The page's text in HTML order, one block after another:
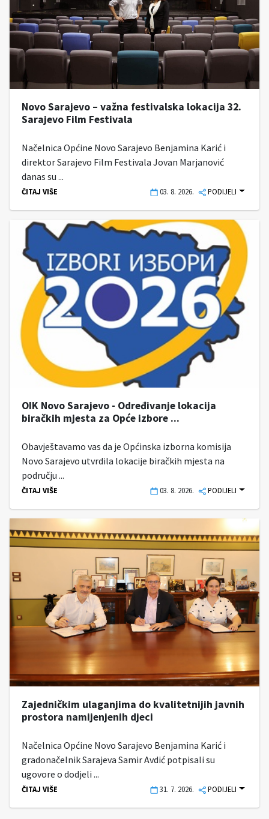
Novo Sarajevo – važna festivalska lokacija 32.
Sarajevo Film Festivala
Načelnica Općine Novo Sarajevo Benjamina Karić i
direktor Sarajevo Film Festivala Jovan Marjanović
danas su ...
ČITAJ VIŠE 03. 8. 2026. PODIJELI
OIK Novo Sarajevo - Određivanje lokacija
biračkih mjesta za Opće izbore ...
Obavještavamo vas da je Općinska izborna komisija
Novo Sarajevo utvrdila lokacije biračkih mjesta na
području ...
ČITAJ VIŠE 03. 8. 2026. PODIJELI
Zajedničkim ulaganjima do kvalitetnijih javnih
prostora namijenjenih djeci
Načelnica Općine Novo Sarajevo Benjamina Karić i
gradonačelnik Sarajeva Samir Avdić potpisali su
ugovore o dodjeli ...
ČITAJ VIŠE 31. 7. 2026. PODIJELI